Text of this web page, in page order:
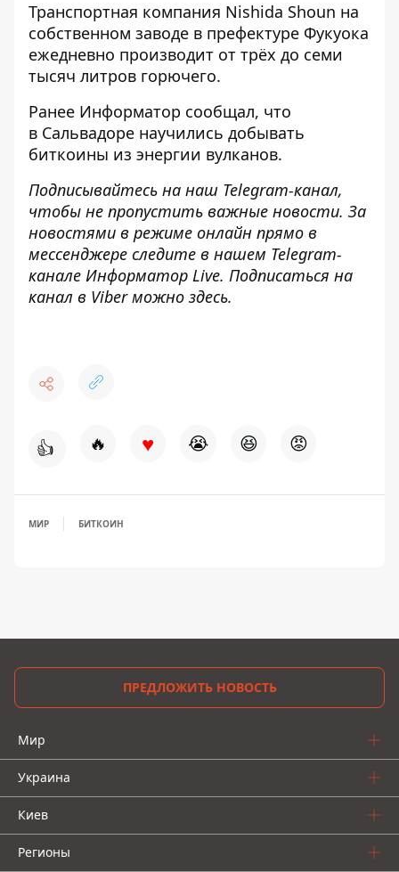
Транспортная компания Nishida Shoun на
собственном заводе в префектуре Фукуока
ежедневно производит от трёх до семи
тысяч литров горючего.
Ранее Информатор сообщал, что
в Сальвадоре научились добывать
биткоины из энергии вулканов.
Подписывайтесь на наш Telegram-канал,
чтобы не пропустить важные новости. За
новостями в режиме онлайн прямо в
мессенджере следите в нашем Telegram-
канале Информатор Live. Подписаться на
канал в Viber можно здесь.
👍 🔥 ♥ 😭 😆 😡
МИР БИТКОИН
ПРЕДЛОЖИТЬ НОВОСТЬ
Мир
Украина
Киев
Регионы